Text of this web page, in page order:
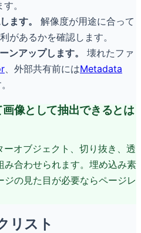
。
ます。
解像度が用途に合って
があるかを確認します。
ンアップします。
壊れたファ
、外部共有前にはMetadata
像として抽出できるとは
オブジェクト、切り抜き、透
み合わせられます。埋め込み素
の見た目が必要ならページレ
リスト